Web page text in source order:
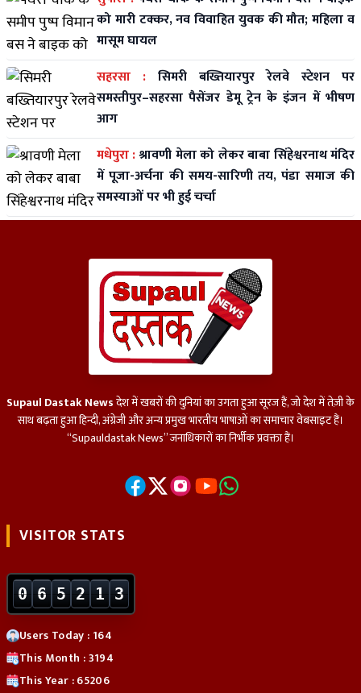
को मारी टक्कर, नव विवाहित युवक की मौत; महिला व
मासूम घायल
सहरसा : सिमरी बख्तियारपुर रेलवे स्टेशन पर
समस्तीपुर–सहरसा पैसेंजर डेमू ट्रेन के इंजन में भीषण
आग
मधेपुरा :श्रावणी मेला को लेकर बाबा सिंहेश्वरनाथ मंदिर
में पूजा-अर्चना की समय-सारिणी तय, पंडा समाज की
समस्याओं पर भी हुई चर्चा
Supaul Dastak Newsदेश में खबरों की दुनियां का उगता हुआ सूरज हैं, जो देश में तेज़ी के
साथ बढ़ता हुआ हिन्दी, अंग्रेजी और अन्य प्रमुख भारतीय भाषाओं का समाचार वेबसाइट हैं।
“Supauldastak News” जनाधिकारों का निर्भीक प्रवक्ता हैं।
VISITOR STATS
0 6 5 2 1 3
Users Today : 164
This Month : 3194
This Year : 65206